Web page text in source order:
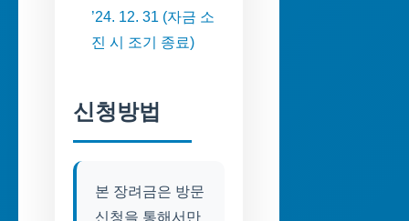
’24. 12. 31 (자금 소
진 시 조기 종료)
신청방법
본 장려금은 방문
신청을 통해서만